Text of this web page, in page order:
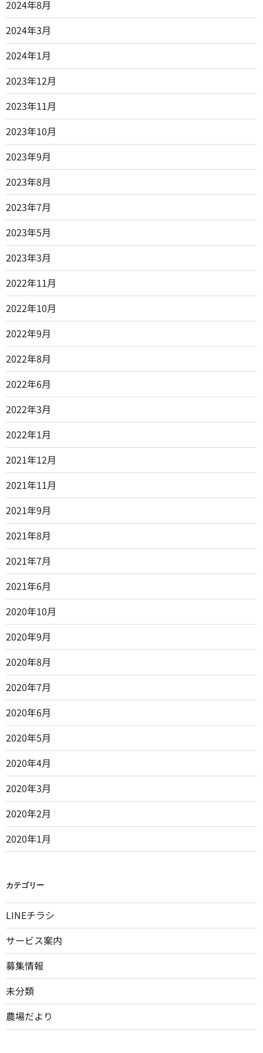
2024年8月
2024年3月
2024年1月
2023年12月
2023年11月
2023年10月
2023年9月
2023年8月
2023年7月
2023年5月
2023年3月
2022年11月
2022年10月
2022年9月
2022年8月
2022年6月
2022年3月
2022年1月
2021年12月
2021年11月
2021年9月
2021年8月
2021年7月
2021年6月
2020年10月
2020年9月
2020年8月
2020年7月
2020年6月
2020年5月
2020年4月
2020年3月
2020年2月
2020年1月
カテゴリー
LINEチラシ
サービス案内
募集情報
未分類
農場だより